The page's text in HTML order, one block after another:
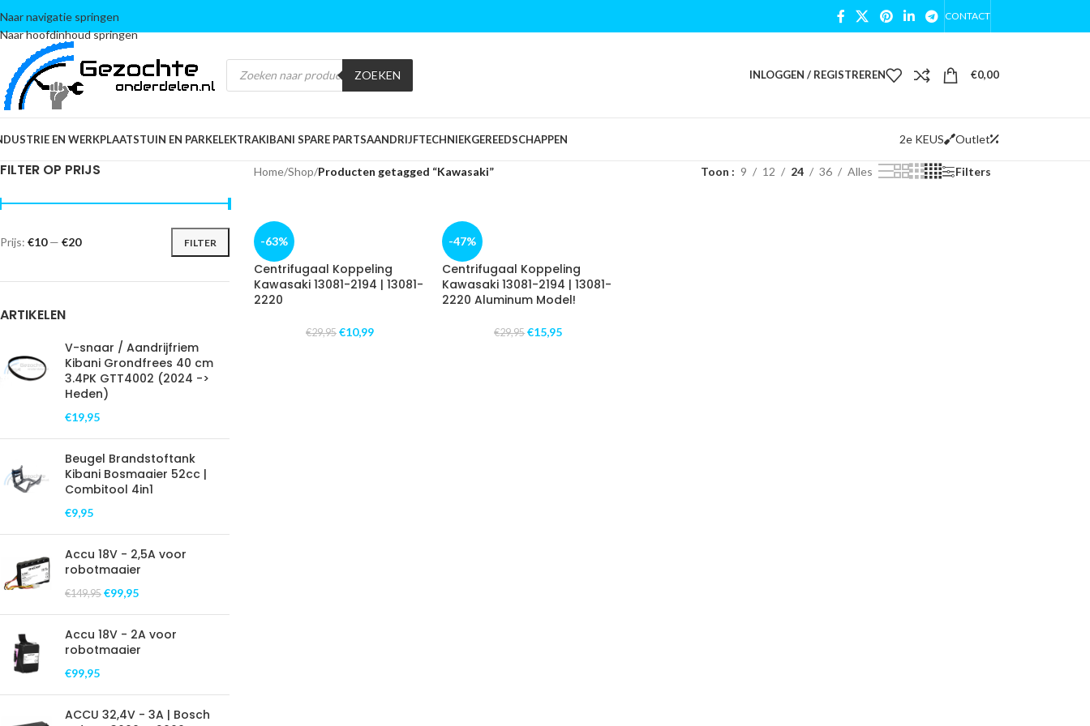
Naar navigatie springen
Naar hoofdinhoud springen
CONTACT
ZOEKEN INLOGGEN / REGISTREREN €0,00
EN WERKPLAATSTUIN EN PARKELEKTRAKIBANI SPARE PARTSAANDRIJFTECHNIEKGEREEDSCHAPPEN 2e KEUS Outlet
FILTER OP PRIJS
FILTER
Prijs: €10— €20
ARTIKELEN
V-snaar / Aandrijfriem
Kibani Grondfrees 40 cm
3.4PK GTT4002 (2024 ->
Heden)
€19,95
Beugel Brandstoftank
Kibani Bosmaaier 52cc |
Combitool 4in1
€9,95
Accu 18V - 2,5A voor
robotmaaier
€149,95 €99,95
Accu 18V - 2A voor
robotmaaier
€99,95
ACCU 32,4V - 3A | Bosch
Home/Shop/Producten getagged “Kawasaki” Toon 9 12 24 36 Alles Filters
-63%
Centrifugaal Koppeling
Kawasaki 13081-2194 | 13081-
2220
€29,95 €10,99
-47%
Centrifugaal Koppeling
Kawasaki 13081-2194 | 13081-
2220 Aluminum Model!
€29,95 €15,95